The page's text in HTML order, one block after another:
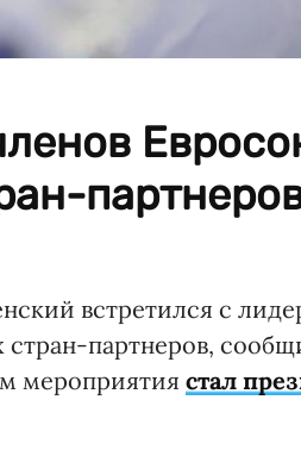
встретился с
партнеров,
мероприятия стал